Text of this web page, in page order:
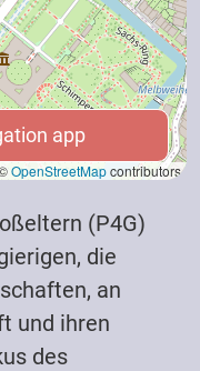
OpenStreetMapcontributors
app
app
(P4G)
die
an
und ihren
des